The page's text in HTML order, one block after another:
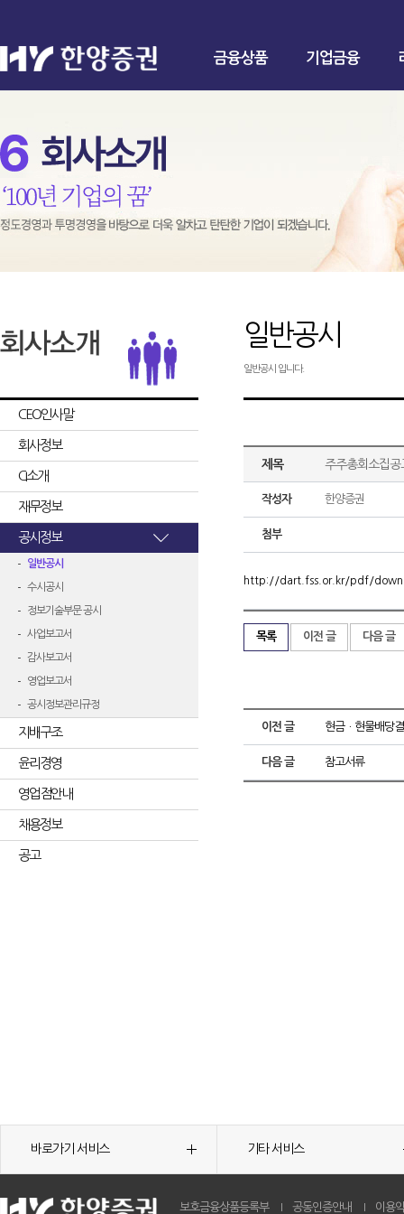
금융상품 기업금융
CEO인사말
회사정보
CI소개
재무정보
공시정보
일반공시
수시공시
정보기술부문 공시
사업보고서
감사보고서
영업보고서
공시정보관리규정
지배구조
윤리경영
영업점안내
채용정보
공고
일반공시
일반공시 입니다.
제목 주주총회소집공
작성자 한양증권
첨부
http://dart.fss.or.kr/pdf/
목록 이전 글 다음 글
이전 글 현금ㆍ현물배당
다음 글 참고서류
바로가기 서비스 기타 서비스
보호금융상품등록부 공동인증안내 이용